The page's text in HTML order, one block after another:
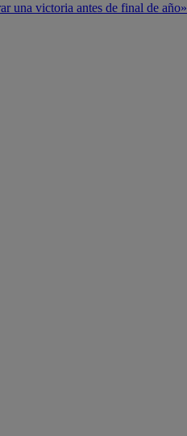
una victoria antes de final de año»